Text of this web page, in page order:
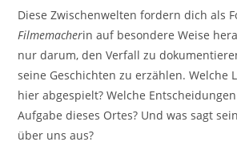
Diese Zwischenwelten fordern dich als
Filmemacherin auf besondere Weise
nur darum, den Verfall zu
seine Geschichten zu erzählen. Welche
hier abgespielt? Welche
Aufgabe dieses Ortes? Und was sagt
über uns aus?